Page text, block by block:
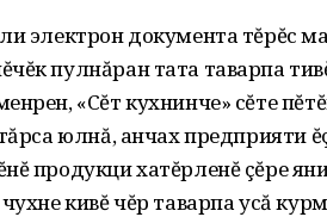
электрон документа тĕрĕс
пулнăран тата таварпа
«Сĕт кухнинче» сĕте
юлнă, анчах предприяти
продукци хатĕрленĕ çĕре
кивĕ чĕр таварпа усă